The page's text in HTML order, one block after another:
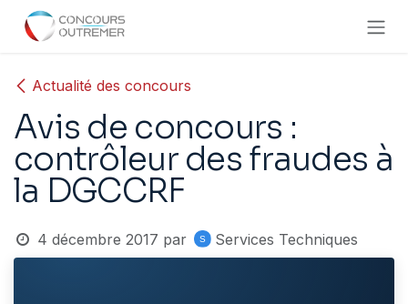
Se rendre au contenu
Actualité des concours
Avis de concours :
contrôleur des fraudes à
la DGCCRF
4 décembre 2017 par Services Techniques